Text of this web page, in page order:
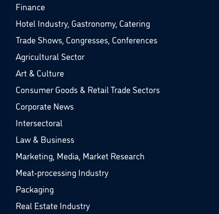
Finance
Hotel Industry, Gastronomy, Catering
Trade Shows, Congresses, Conferences
Agricultural Sector
Art & Culture
Consumer Goods & Retail Trade Sectors
Corporate News
Intersectoral
Law & Business
Marketing, Media, Market Research
Meat-processing Industry
Packaging
Real Estate Industry